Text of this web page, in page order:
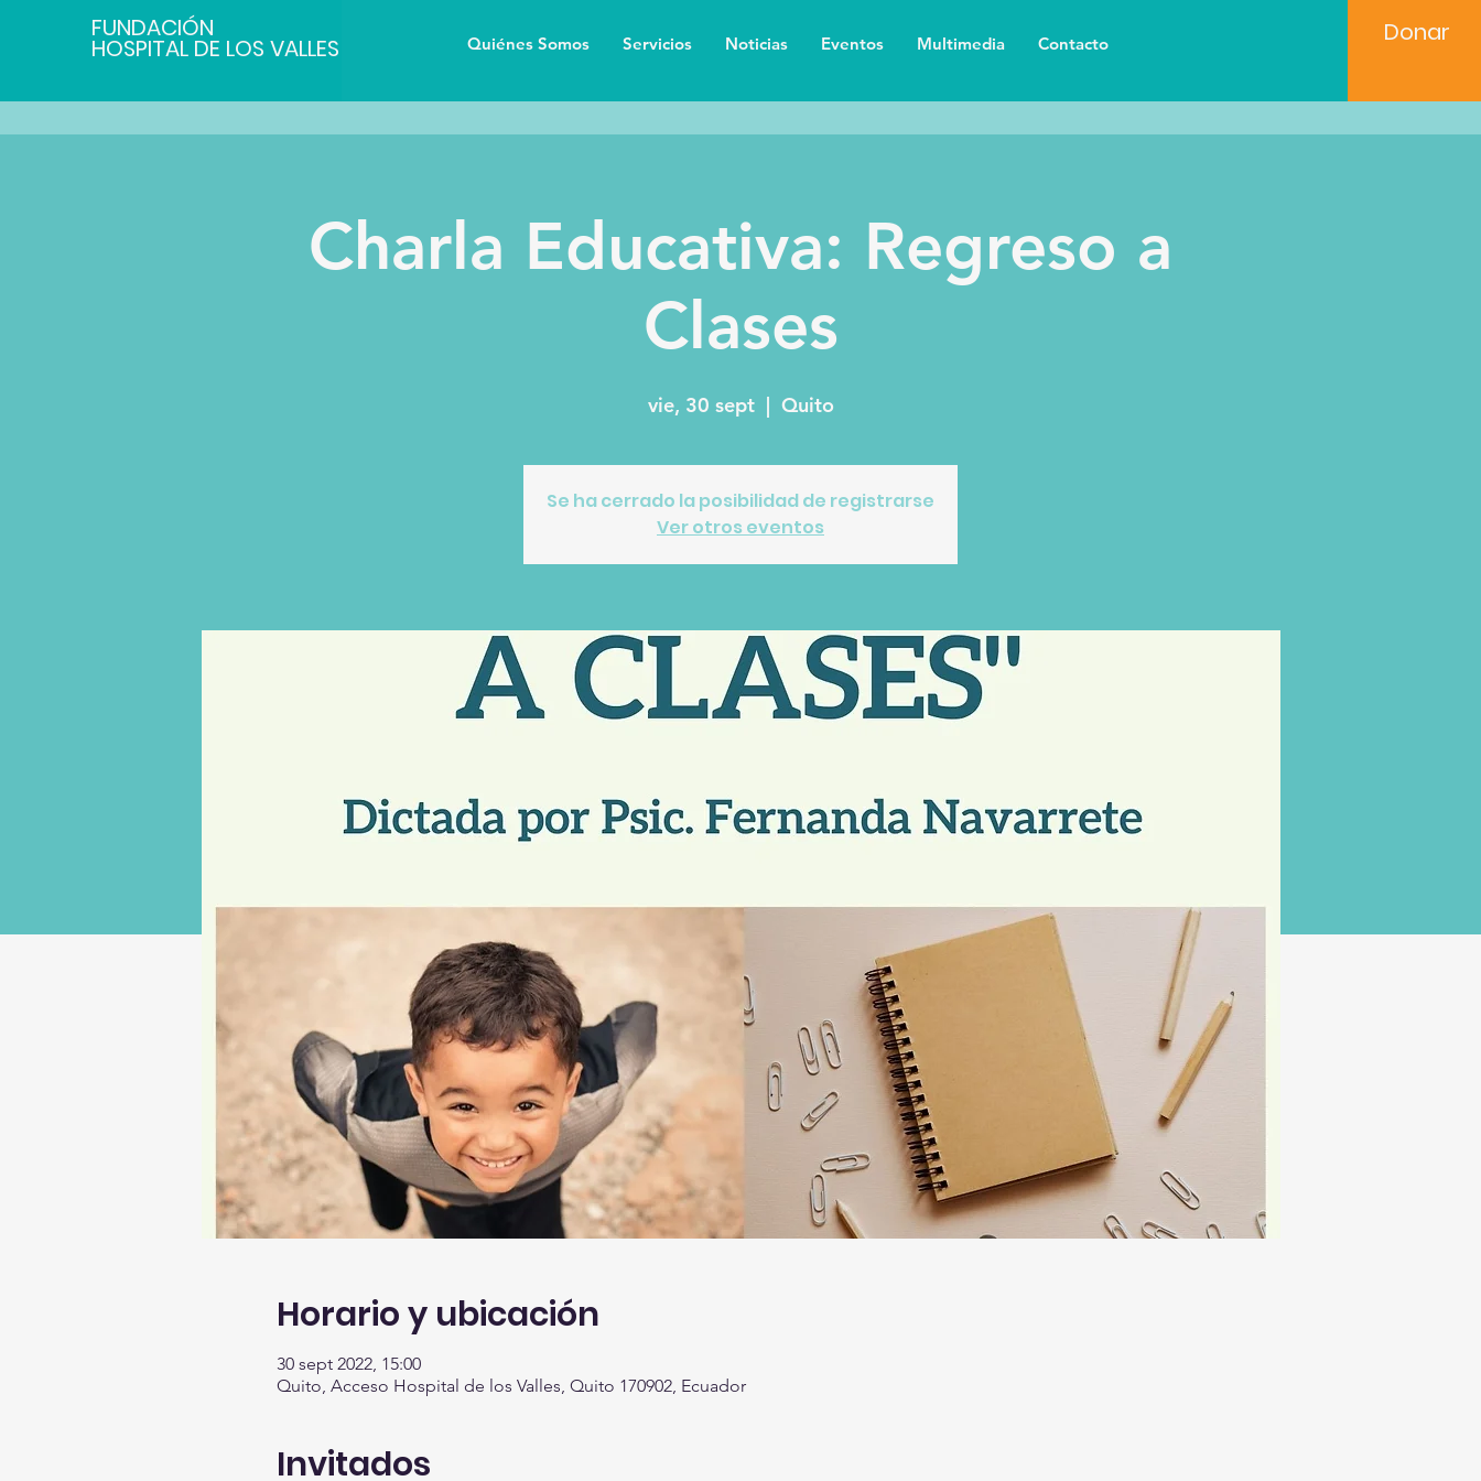
HOSPITAL DE LOS VALLES
FUNDACIÓN
Quiénes Somos Servicios Noticias Eventos Multimedia Contacto Donar
Charla Educativa: Regreso a
Clases
vie, 30 sept
  |
Quito
Se ha cerrado la posibilidad de registrarse
Ver otros eventos
Horario y ubicación
30 sept 2022, 15:00
Quito, Acceso Hospital de los Valles, Quito 170902, Ecuador
Invitados